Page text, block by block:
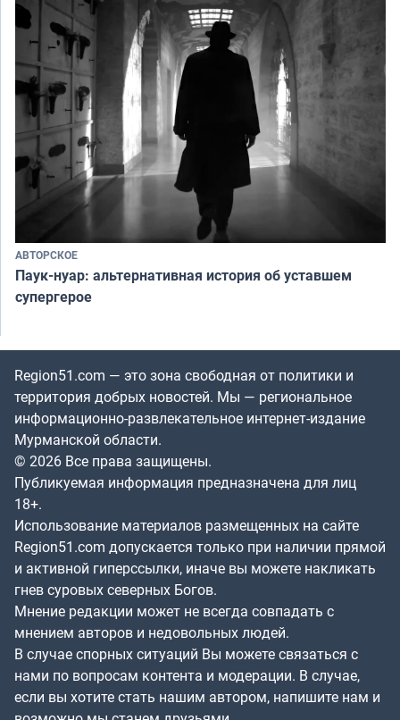
АВТОРСКОЕ
Паук-нуар: альтернативная история об уставшем
супергерое
Region51.com — это зона свободная от политики и
территория добрых новостей. Мы — региональное
информационно-развлекательное интернет-издание
Мурманской области.
© 2026 Все права защищены.
Публикуемая информация предназначена для лиц
18+.
Использование материалов размещенных на сайте
Region51.com допускается только при наличии прямой
и активной гиперссылки, иначе вы можете накликать
гнев суровых северных Богов.
Мнение редакции может не всегда совпадать с
мнением авторов и недовольных людей.
В случае спорных ситуаций Вы можете связаться с
нами по вопросам контента и модерации. В случае,
если вы хотите стать нашим автором, напишите нам и